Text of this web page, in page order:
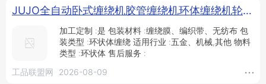
JUJO全自动卧式缠绕机胶管缠绕机环体缠绕机轮胎缠绕包装机WSC-150_供应产品_珠海巨久机械设备有限公司
加工定制 :是 包装材料 :缠绕膜、编织带、无纺布 包
装类型 :环状体缠绕 适用行业 :五金、机械,其他 物料
类型 :环状体 售后服务 :
工品联盟网
2026-08-09